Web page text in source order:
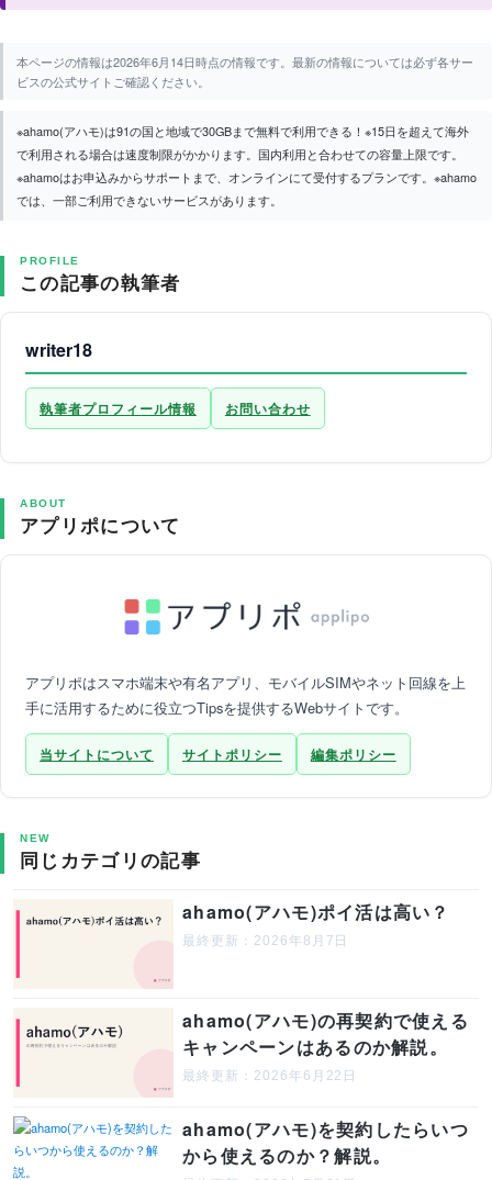
本ページの情報は2026年6月14日時点の情報です。最新の情報については必ず各サー
ビスの公式サイトご確認ください。
※ahamo(アハモ)は91の国と地域で30GBまで無料で利用できる！※15日を超えて海外
で利用される場合は速度制限がかかります。国内利用と合わせての容量上限です。
※ahamoはお申込みからサポートまで、オンラインにて受付するプランです。※ahamo
では、一部ご利用できないサービスがあります。
PROFILE
この記事の執筆者
writer18
執筆者プロフィール情報 お問い合わせ
ABOUT
アプリポについて
アプリポはスマホ端末や有名アプリ、モバイルSIMやネット回線を上
手に活用するために役立つTipsを提供するWebサイトです。
当サイトについて サイトポリシー 編集ポリシー
NEW
同じカテゴリの記事
ahamo(アハモ)ポイ活は高い？
最終更新：2026年8月7日
ahamo(アハモ)の再契約で使える
キャンペーンはあるのか解説。
最終更新：2026年6月22日
ahamo(アハモ)を契約したらいつ
から使えるのか？解説。